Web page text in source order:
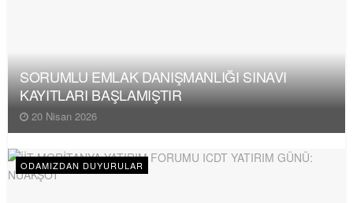
SORUMLU EMLAK DANIŞMANLIĞI SINAVI
KAYITLARI BAŞLAMIŞTIR
20 Nisan 2026
ODAMIZDAN DUYURULAR